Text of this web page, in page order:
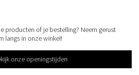
producten of je bestelling? Neem gerust
langs in onze winkel!
onze openingstijden